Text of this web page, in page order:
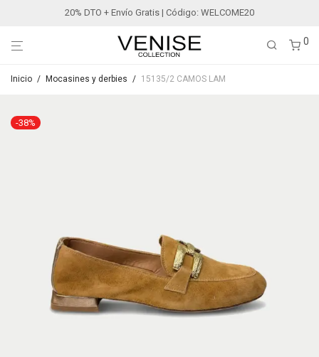
20% DTO + Envío Gratis | Código: WELCOME20
0
Inicio / Mocasines y derbies / 15135/2 CAMOS LAM
-38%